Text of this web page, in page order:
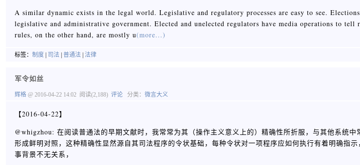
A similar dynamic exists in the legal world. Legislative and regulatory processes are easy to see.
legislative and administrative government. Elected and unelected regulators have media operations to
rules, on the other hand, are mostly u(more...)
标签： 制度 司法 普通法 法律
军令如丝
辉格 @ 2016-04-22 14:02 阅读(2,188) 评论 分类： 微言大义
【2016-04-22】
@whigzhou: 在阅读普通法的早期文献时，我常常为其（操作主义意义上的）精确性所折服，与其他系统
形成鲜明对照，这种精确性显然源自其司法程序的令状基础，每种令状对一项程序应如何执行有着明确指
事背景不无关系，